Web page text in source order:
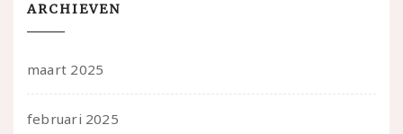
ARCHIEVEN
maart 2025
februari 2025